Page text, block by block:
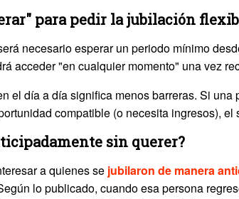
para pedir la jubilación
necesario esperar un periodo mínimo
acceder "en cualquier momento" una vez
el día a día significa menos barreras. Si
compatible (o necesita ingresos), el
sin querer?
a quienes se jubilaron de manera
lo publicado, cuando esa persona